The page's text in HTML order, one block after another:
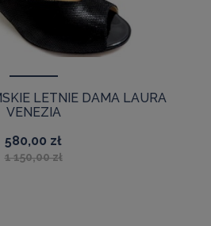
LETNIE DAMA LAURA
VENEZIA
580,00 zł
1 150,00 zł